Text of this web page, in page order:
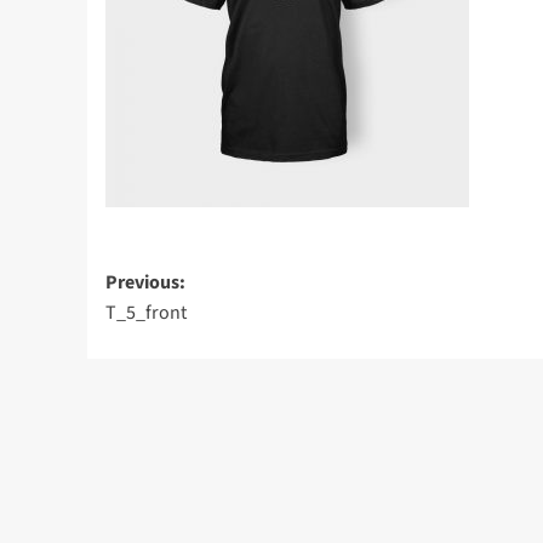
Post
navigation
Previous:
T_5_front